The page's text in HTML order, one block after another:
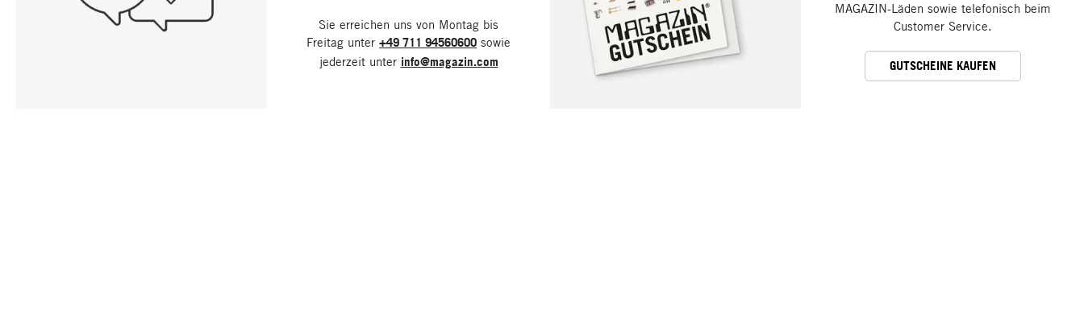
Sie erreichen uns von Montag bis
Freitag unter +49 711 94560600 sowie
jederzeit unter info@magazin.com
MAGAZIN-Läden sowie telefonisch beim
Customer Service.
GUTSCHEINE KAUFEN